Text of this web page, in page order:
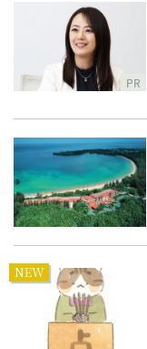
PR
NEW